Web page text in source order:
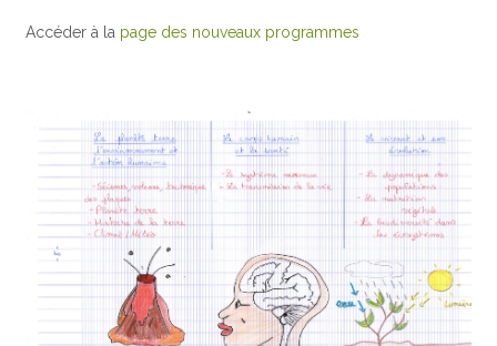
Accéder à la page des nouveaux programmes